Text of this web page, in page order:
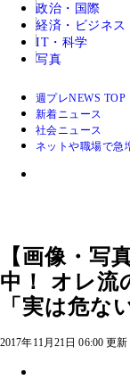
政治・国際
経済・ビジネス
IT・科学
写真
週プレNEWS TOP
新着ニュース
社会ニュース
ネットや職場で急
【画像・写
中！ オレ流
「実は危な
2017年11月21日 06:00 更新